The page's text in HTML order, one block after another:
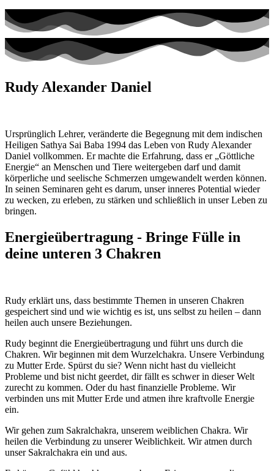
Rudy Alexander Daniel
Ursprünglich Lehrer, veränderte die Begegnung mit dem indischen
Heiligen Sathya Sai Baba 1994 das Leben von Rudy Alexander
Daniel vollkommen. Er machte die Erfahrung, dass er „Göttliche
Energie“ an Menschen und Tiere weitergeben darf und damit
körperliche und seelische Schmerzen umgewandelt werden können.
In seinen Seminaren geht es darum, unser inneres Potential wieder
zu wecken, zu erleben, zu stärken und schließlich in unser Leben zu
bringen.
Energieübertragung - Bringe Fülle in
deine unteren 3 Chakren
Rudy erklärt uns, dass bestimmte Themen in unseren Chakren
gespeichert sind und wie wichtig es ist, uns selbst zu heilen – dann
heilen auch unsere Beziehungen.
Rudy beginnt die Energieübertragung und führt uns durch die
Chakren. Wir beginnen mit dem Wurzelchakra. Unsere Verbindung
zu Mutter Erde. Spürst du sie? Wenn nicht hast du vielleicht
Probleme und bist nicht geerdet, dir fällt es schwer in dieser Welt
zurecht zu kommen. Oder du hast finanzielle Probleme. Wir
verbinden uns mit Mutter Erde und atmen ihre kraftvolle Energie
ein.
Wir gehen zum Sakralchakra, unserem weiblichen Chakra. Wir
heilen die Verbindung zu unserer Weiblichkeit. Wir atmen durch
unser Sakralchakra ein und aus.